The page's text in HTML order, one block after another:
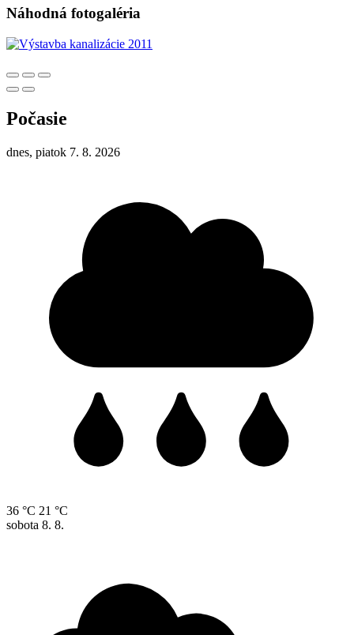
Náhodná fotogaléria
Počasie
dnes, piatok 7. 8. 2026
36 °C 21 °C
sobota 8. 8.